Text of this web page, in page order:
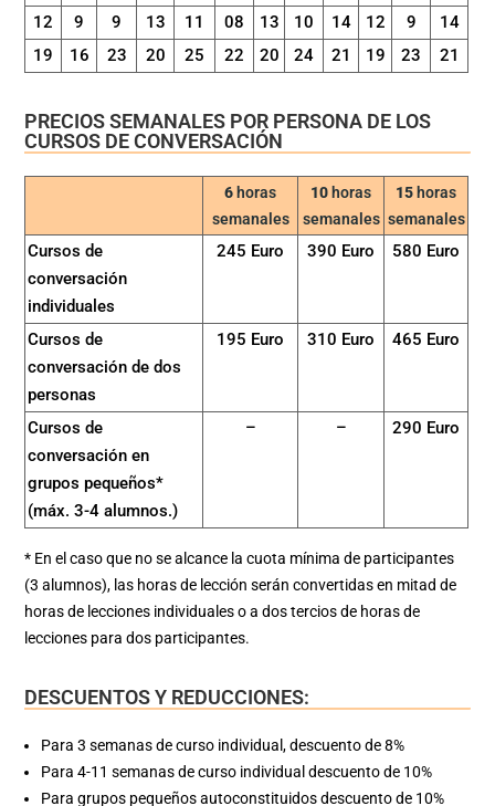
12
9 9 13 11 08 13 10 14 12 9
14
19
16 23 20 25 22 20 24 21 19 23 21
PRECIOS SEMANALES POR PERSONA DE LOS
CURSOS DE CONVERSACIÓN
6horas
semanales
10horas
semanales
15horas
semanales
Cursos de
conversación
individuales
245 Euro 390 Euro 580 Euro
Cursos de
conversación de dos
personas
195 Euro 310 Euro 465 Euro
Cursos de
conversación en
grupos pequeños*
(máx. 3-4 alumnos.)
– – 290 Euro
* En el caso que no se alcance la cuota mínima de participantes
(3 alumnos), las horas de lección serán convertidas en mitad de
horas de lecciones individuales o a dos tercios de horas de
lecciones para dos participantes.
DESCUENTOS Y REDUCCIONES:
Para 3 semanas de curso individual, descuento de 8%
Para 4-11 semanas de curso individual descuento de 10%
Para grupos pequeños autoconstituidos descuento de 10%